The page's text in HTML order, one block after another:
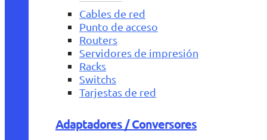
Cables de red
Punto de acceso
Routers
Servidores de impresión
Racks
Switchs
Tarjestas de red
Adaptadores / Conversores